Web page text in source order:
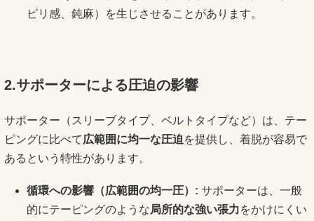
ピリ感、鈍麻）を生じさせることがあります。
2.サポーターによる圧迫の影響
サポーター（スリーブタイプ、ベルトタイプなど）は、テー
ピングに比べて広範囲に均一な圧迫 を提供し、着脱が容易で
あるという特性があります。
循環への影響（広範囲の均一圧）: サポーターは、一般
的にテーピングのような局所的な強い張力をかけにくい